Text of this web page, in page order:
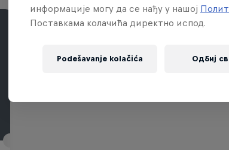
информације могу да се нађу у нашој
Поставкама колачића директно испод.
Podešavanje kolačića Одбиј